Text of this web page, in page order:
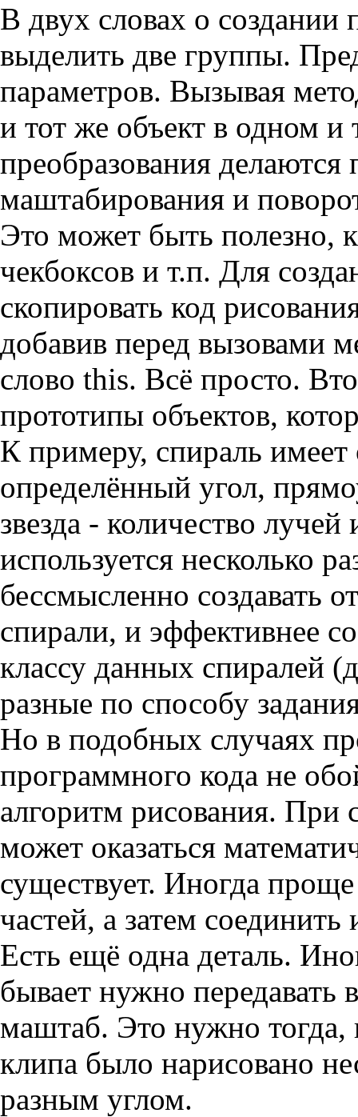
В двух словах о
выделить две группы.
параметров. Вызывая
и тот же объект в одном и
преобразования
маштабирования и
Это может быть полезно,
чекбоксов и т.п. Для
скопировать код
добавив перед вызовами
слово this. Всё просто.
прототипы объектов,
К примеру, спираль имеет
определённый угол,
звезда - количество
используется несколько
бессмысленно создавать
спирали, и эффективнее
классу данных спиралей
разные по способу
Но в подобных случаях
программного кода не
алгоритм рисования. При
может оказаться
существует. Иногда
частей, а затем соединить
Есть ещё одна деталь.
бывает нужно передавать
маштаб. Это нужно тогда,
клипа было нарисовано
разным углом.